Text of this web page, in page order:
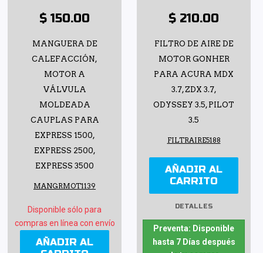
$ 150.00
MANGUERA DE
CALEFACCIÓN,
MOTOR A
VÁLVULA
MOLDEADA
CAUPLAS PARA
EXPRESS 1500,
EXPRESS 2500,
EXPRESS 3500
MANGRMOT1139
Disponible sólo para
compras en línea con envío
AÑADIR AL
$ 210.00
FILTRO DE AIRE DE
MOTOR GONHER
PARA ACURA MDX
3.7, ZDX 3.7,
ODYSSEY 3.5, PILOT
3.5
FILTRAIRE5188
AÑADIR AL
CARRITO
DETALLES
Preventa: Disponible
hasta 7 Días después